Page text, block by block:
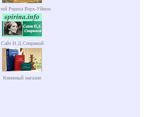
Рериха Верх-Уймон
Сайт Н.Д.Спириной
Книжный магазин